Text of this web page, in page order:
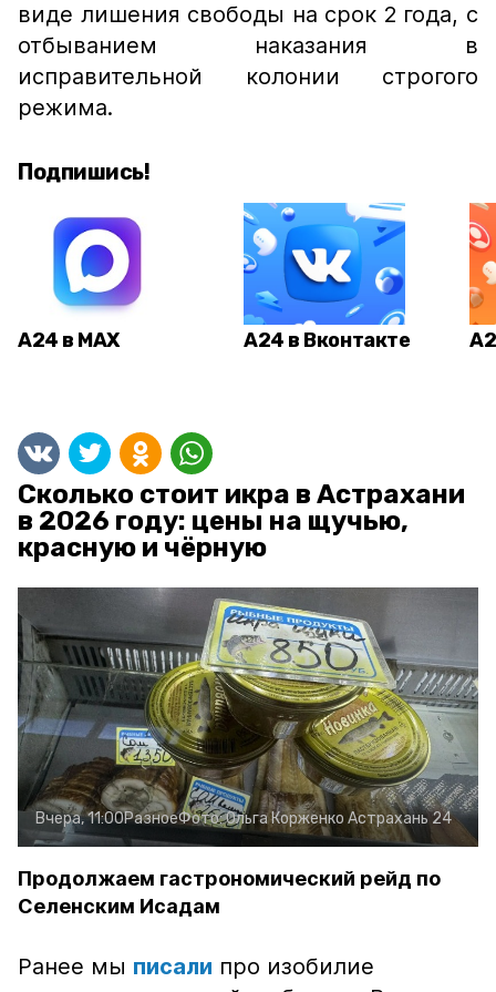
виде лишения свободы на срок 2 года, с
отбыванием наказания в
исправительной колонии строгого
режима.
Подпишись!
А24 в MAX А24 в Вконтакте
Сколько стоит икра в Астрахани
в 2026 году: цены на щучью,
красную и чёрную
Вчера, 11:00РазноеФото:Ольга Корженко Астрахань 24
Продолжаем гастрономический рейд по
Селенским Исадам
Ранее мы писали про изобилие